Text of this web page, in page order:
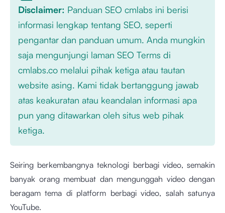
Disclaimer: Panduan SEO cmlabs ini berisi
informasi lengkap tentang SEO, seperti
pengantar dan panduan umum. Anda mungkin
saja mengunjungi laman SEO Terms di
cmlabs.co melalui pihak ketiga atau tautan
website asing. Kami tidak bertanggung jawab
atas keakuratan atau keandalan informasi apa
pun yang ditawarkan oleh situs web pihak
ketiga.
Seiring berkembangnya teknologi berbagi video, semakin
banyak orang membuat dan mengunggah video dengan
beragam tema di platform berbagi video, salah satunya
YouTube.